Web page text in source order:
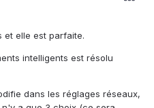
et elle est parfaite.
intelligents est résolu
dans les réglages réseaux,